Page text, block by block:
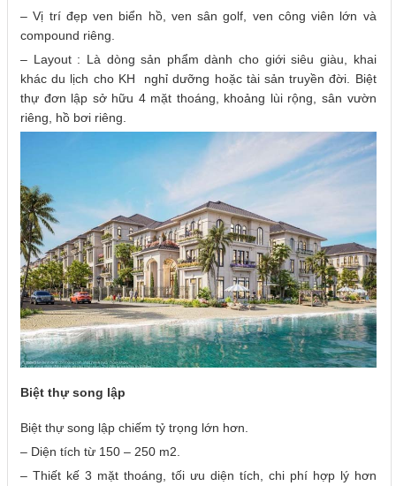
– Vị trí đẹp ven biển hồ, ven sân golf, ven công viên lớn và
compound riêng.
– Layout : Là dòng sản phẩm dành cho giới siêu giàu, khai
khác du lịch cho KH nghỉ dưỡng hoặc tài sản truyền đời. Biệt
thự đơn lập sở hữu 4 mặt thoáng, khoảng lùi rộng, sân vườn
riêng, hồ bơi riêng.
Biệt thự song lập
Biệt thự song lập chiếm tỷ trọng lớn hơn.
– Diện tích từ 150 – 250 m2.
– Thiết kế 3 mặt thoáng, tối ưu diện tích, chi phí hợp lý hơn